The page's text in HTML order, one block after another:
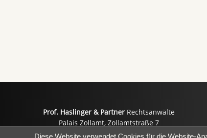
Prof. Haslinger & Partner Rechtsanwälte
Palais Zollamt, Zollamtstraße 7
A-4020 Linz